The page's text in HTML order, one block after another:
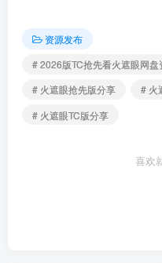
资源发布
# 2026版TC抢先看火遮眼网盘
# 火遮眼抢先版分享
# 火
# 火遮眼TC版分享
喜欢